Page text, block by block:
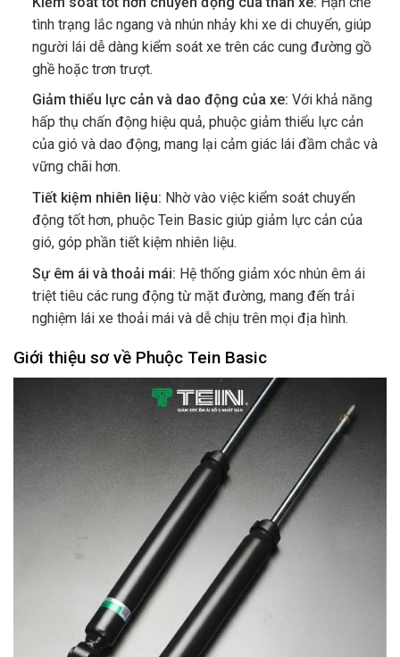
tình trạng lắc ngang và nhún nhảy khi xe di chuyển, giúp
người lái dễ dàng kiểm soát xe trên các cung đường gồ
ghề hoặc trơn trượt.
Giảm thiểu lực cản và dao động của xe: Với khả năng
hấp thụ chấn động hiệu quả, phuộc giảm thiểu lực cản
của gió và dao động, mang lại cảm giác lái đầm chắc và
vững chãi hơn.
Tiết kiệm nhiên liệu: Nhờ vào việc kiểm soát chuyển
động tốt hơn, phuộc Tein Basic giúp giảm lực cản của
gió, góp phần tiết kiệm nhiên liệu.
Sự êm ái và thoải mái: Hệ thống giảm xóc nhún êm ái
triệt tiêu các rung động từ mặt đường, mang đến trải
nghiệm lái xe thoải mái và dễ chịu trên mọi địa hình.
Giới thiệu sơ về Phuộc Tein Basic